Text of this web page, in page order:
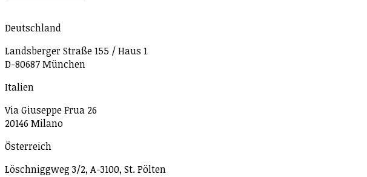
Deutschland
Landsberger Straße 155 / Haus 1
D-80687 München
Italien
Via Giuseppe Frua 26
20146 Milano
Österreich
Löschniggweg 3/2, A-3100, St. Pölten